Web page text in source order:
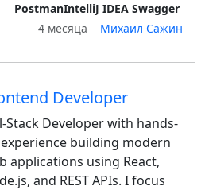
PostmanIntelliJ IDEA Swagger
4 месяца
Михаил Сажин
Developer
Stack Developer with hands-
building modern
applications using React,
and REST APIs. I focus